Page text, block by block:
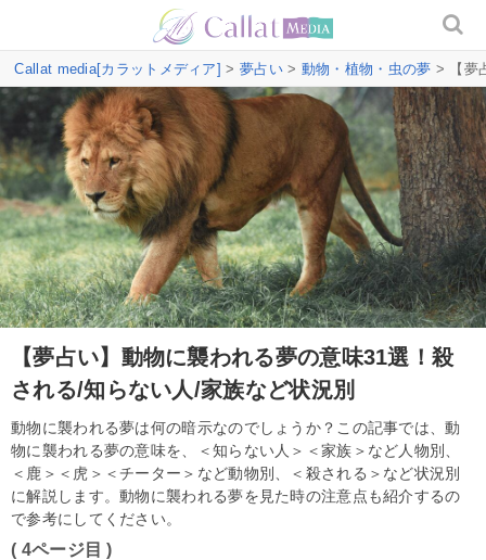
Callat media[カラットメディア] > 夢占い> 動物・植物・虫の夢 > 【夢
【夢占い】動物に襲われる夢の意味31選！殺
される/知らない人/家族など状況別
動物に襲われる夢は何の暗示なのでしょうか？この記事では、動
物に襲われる夢の意味を、＜知らない人＞＜家族＞など人物別、
＜鹿＞＜虎＞＜チーター＞など動物別、＜殺される＞など状況別
に解説します。動物に襲われる夢を見た時の注意点も紹介するの
で参考にしてください。
( 4ページ目 )